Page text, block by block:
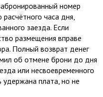
номер
часа дня,
заезда. Если
размещения вправе
Полный возврат денег
об отмене брони до дня
или несвоевременного
плата, но не